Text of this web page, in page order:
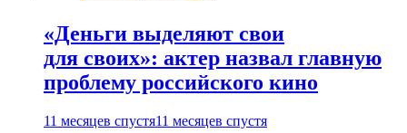
«Деньги выделяют свои
для своих»: актер назвал главную
проблему российского кино
11 месяцев спустя11 месяцев спустя